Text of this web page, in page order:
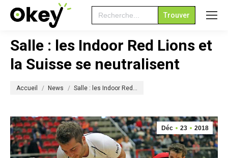
Search
for:
Salle : les Indoor Red Lions et
la Suisse se neutralisent
Accueil News Salle : les Indoor Red…
Déc 23 2018